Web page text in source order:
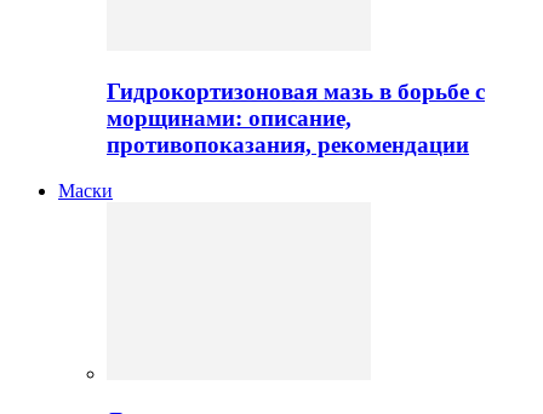
Гидрокортизоновая мазь в борьбе с
морщинами: описание,
противопоказания, рекомендации
Маски